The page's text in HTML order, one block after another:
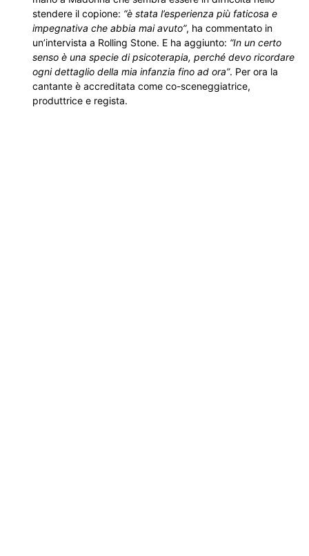
stendere il copione: “è stata l’esperienza più faticosa e
impegnativa che abbia mai avuto”, ha commentato in
un’intervista a Rolling Stone. E ha aggiunto: “In un certo
senso è una specie di psicoterapia, perché devo ricordare
ogni dettaglio della mia infanzia fino ad ora”. Per ora la
cantante è accreditata come co-sceneggiatrice,
produttrice e regista.